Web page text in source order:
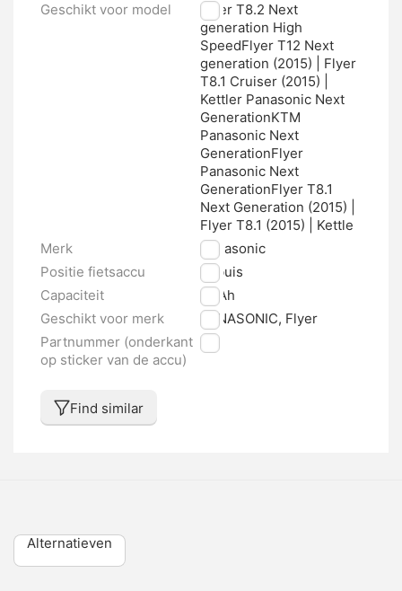
Geschikt voor model
Flyer T8.2 Next
generation High
SpeedFlyer T12 Next
generation (2015) | Flyer
T8.1 Cruiser (2015) |
Kettler Panasonic Next
GenerationKTM
Panasonic Next
GenerationFlyer
Panasonic Next
GenerationFlyer T8.1
Next Generation (2015) |
Flyer T8.1 (2015) | Kettle
Merk
Panasonic
Positie fietsaccu
Zitbuis
Capaciteit
18 Ah
Geschikt voor merk
PANASONIC, Flyer
Partnummer (onderkant
op sticker van de accu)
nvt
Find similar
Alternatieven